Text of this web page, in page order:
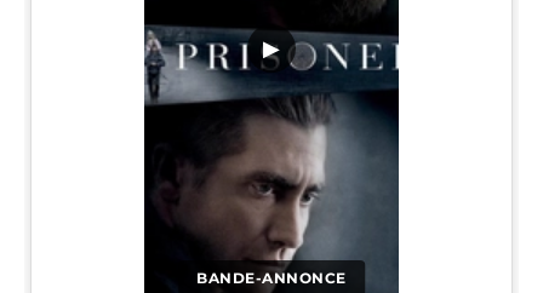
BANDE-ANNONCE
▶